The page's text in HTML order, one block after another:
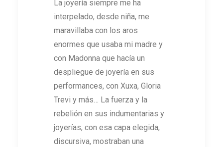
La joyería siempre me ha
interpelado, desde niña, me
maravillaba con los aros
enormes que usaba mi madre y
con Madonna que hacía un
despliegue de joyería en sus
performances, con Xuxa, Gloria
Trevi y más… La fuerza y la
rebelión en sus indumentarias y
joyerías, con esa capa elegida,
discursiva, mostraban una